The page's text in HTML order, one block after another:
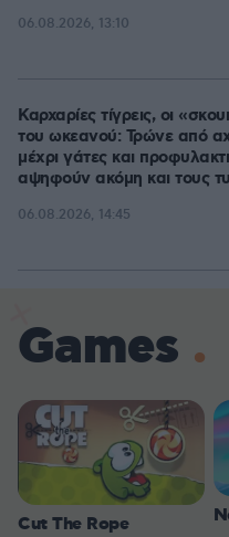
06.08.2026, 13:10
Καρχαρίες τίγρεις, οι
του ωκεανού: Τρώνε από
μέχρι γάτες και
αψηφούν ακόμη και τους
06.08.2026, 14:45
Games
Cut The Rope